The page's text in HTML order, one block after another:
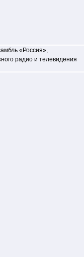
«Россия»,
радио и телевидения